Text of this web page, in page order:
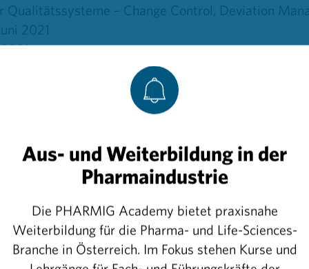
Qualitätssysteme – Change Control, Deviation
2021
(Start Wintersemester 2021/22)
Basics für Techniker*innen
Schwarz-) Technikbereiche
(-anlagen) -Techniker*innen
(ab 2022)
inklusive Dokumentation
in der Pharmaproduktion
im Klein-/Großmaßstab
Aus- und Weiterbildung in der
Pharmaindustrie
Die PHARMIG Academy bietet praxisnahe
Weiterbildung für die Pharma- und Life-Sciences-
Branche in Österreich. Im Fokus stehen Kurse und